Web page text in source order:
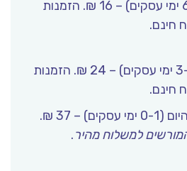
קרובה לביתך (6-9 ימי עסקים) – 16 ₪. הזמנות
שליח עד הבית (3-5 ימי עסקים) – 24 ₪. הזמנות
– 37 ₪.
למשלוח מהיר.